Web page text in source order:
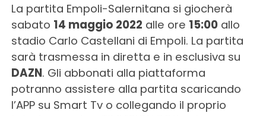
La partita Empoli-Salernitana si giocherà
sabato 14 maggio 2022 alle ore 15:00allo
stadio Carlo Castellani di Empoli. La partita
sarà trasmessa in diretta e in esclusiva su
DAZN. Gli abbonati alla piattaforma
potranno assistere alla partita scaricando
l’APP su Smart Tv o collegando il proprio